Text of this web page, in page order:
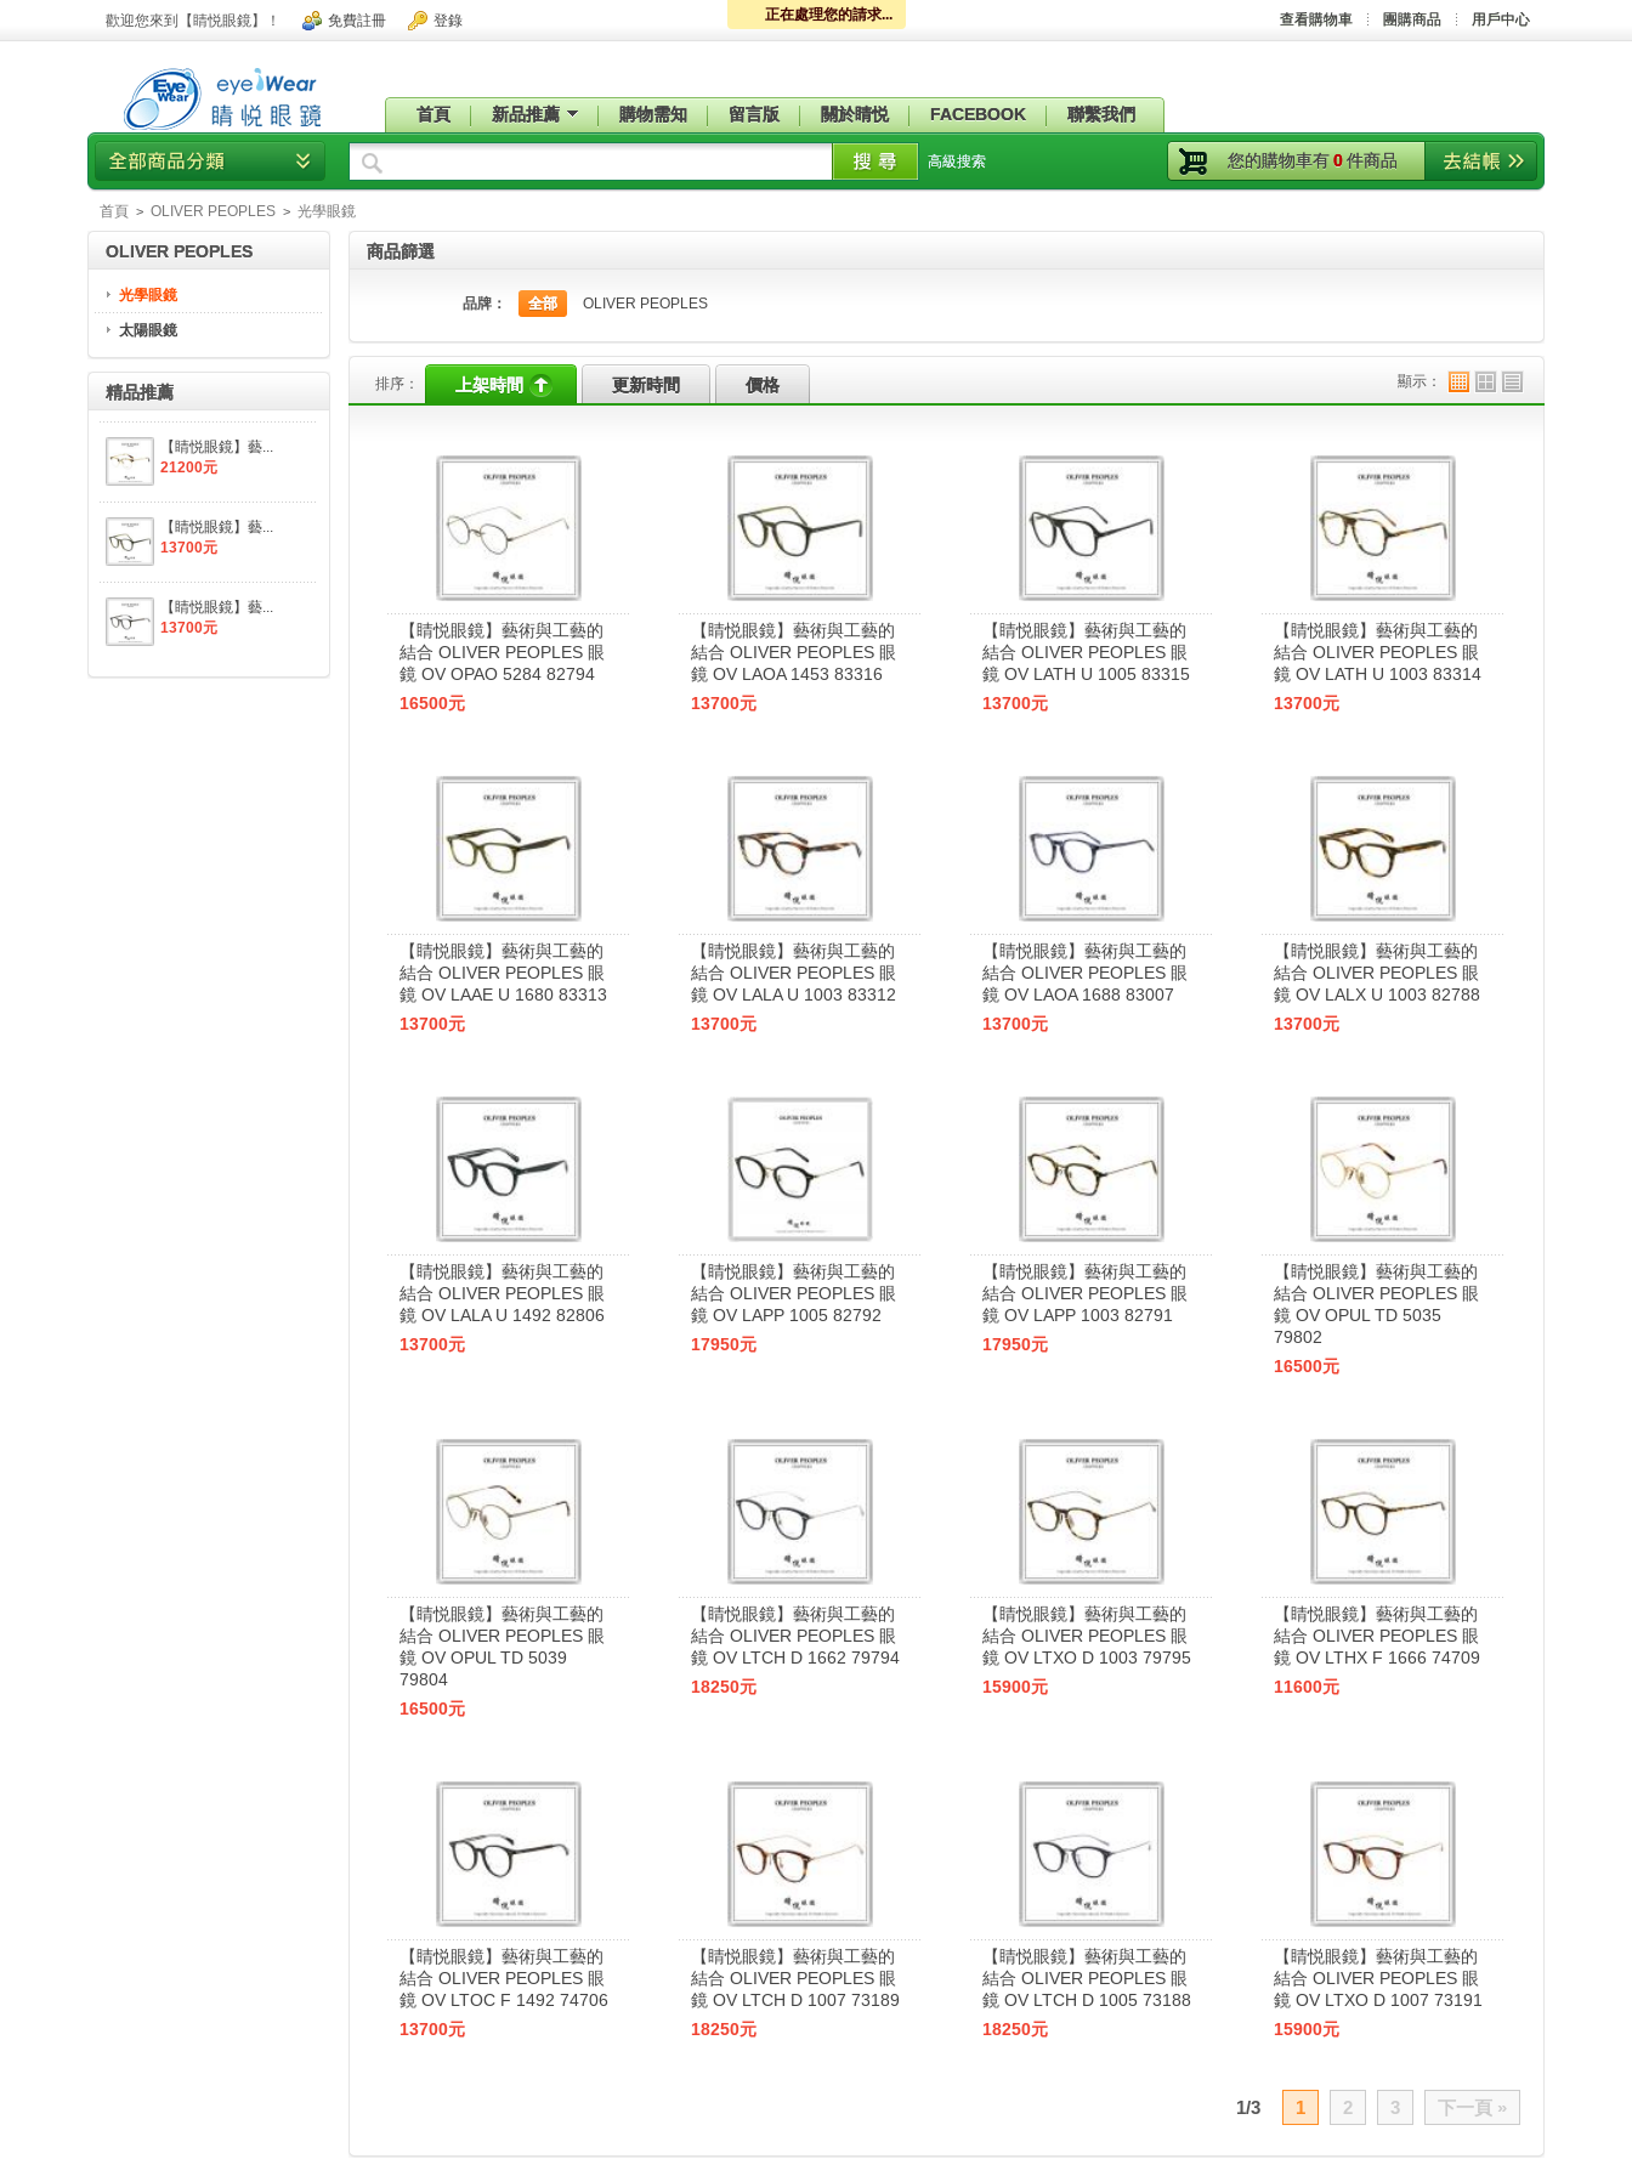
歡迎您來到【睛悦眼鏡】！ 免費註冊 登錄 查看購物車 團購商品 用戶中心
您的購物車有0件商品
高級搜索
首頁 新品推薦 購物需知 留言版 關於睛悦 FACEBOOK 聯繫我們
首頁 > OLIVER PEOPLES > 光學眼鏡
商品篩選
品牌： 全部 OLIVER PEOPLES
排序： 上架時間 更新時間 價格 顯示：
【睛悦眼鏡】藝術與工藝的
結合 OLIVER PEOPLES 眼
鏡 OV OPAO 5284 82794
16500元
【睛悦眼鏡】藝術與工藝的
結合 OLIVER PEOPLES 眼
鏡 OV LAOA 1453 83316
13700元
【睛悦眼鏡】藝術與工藝的
結合 OLIVER PEOPLES 眼
鏡 OV LATH U 1005 83315
13700元
【睛悦眼鏡】藝術與工藝的
結合 OLIVER PEOPLES 眼
鏡 OV LATH U 1003 83314
13700元
【睛悦眼鏡】藝術與工藝的
結合 OLIVER PEOPLES 眼
鏡 OV LAAE U 1680 83313
13700元
【睛悦眼鏡】藝術與工藝的
結合 OLIVER PEOPLES 眼
鏡 OV LALA U 1003 83312
13700元
【睛悦眼鏡】藝術與工藝的
結合 OLIVER PEOPLES 眼
鏡 OV LAOA 1688 83007
13700元
【睛悦眼鏡】藝術與工藝的
結合 OLIVER PEOPLES 眼
鏡 OV LALX U 1003 82788
13700元
【睛悦眼鏡】藝術與工藝的
結合 OLIVER PEOPLES 眼
鏡 OV LALA U 1492 82806
13700元
【睛悦眼鏡】藝術與工藝的
結合 OLIVER PEOPLES 眼
鏡 OV LAPP 1005 82792
17950元
【睛悦眼鏡】藝術與工藝的
結合 OLIVER PEOPLES 眼
鏡 OV LAPP 1003 82791
17950元
【睛悦眼鏡】藝術與工藝的
結合 OLIVER PEOPLES 眼
鏡 OV OPUL TD 5035
79802
16500元
【睛悦眼鏡】藝術與工藝的
結合 OLIVER PEOPLES 眼
鏡 OV OPUL TD 5039
79804
16500元
【睛悦眼鏡】藝術與工藝的
結合 OLIVER PEOPLES 眼
鏡 OV LTCH D 1662 79794
18250元
【睛悦眼鏡】藝術與工藝的
結合 OLIVER PEOPLES 眼
鏡 OV LTXO D 1003 79795
15900元
【睛悦眼鏡】藝術與工藝的
結合 OLIVER PEOPLES 眼
鏡 OV LTHX F 1666 74709
11600元
【睛悦眼鏡】藝術與工藝的
結合 OLIVER PEOPLES 眼
鏡 OV LTOC F 1492 74706
13700元
【睛悦眼鏡】藝術與工藝的
結合 OLIVER PEOPLES 眼
鏡 OV LTCH D 1007 73189
18250元
【睛悦眼鏡】藝術與工藝的
結合 OLIVER PEOPLES 眼
鏡 OV LTCH D 1005 73188
18250元
【睛悦眼鏡】藝術與工藝的
結合 OLIVER PEOPLES 眼
鏡 OV LTXO D 1007 73191
15900元
1/3 1 2 3 下一頁 »
OLIVER PEOPLES
光學眼鏡
太陽眼鏡
精品推薦
【睛悦眼鏡】藝...
21200元
【睛悦眼鏡】藝...
13700元
【睛悦眼鏡】藝...
13700元
正在處理您的請求...